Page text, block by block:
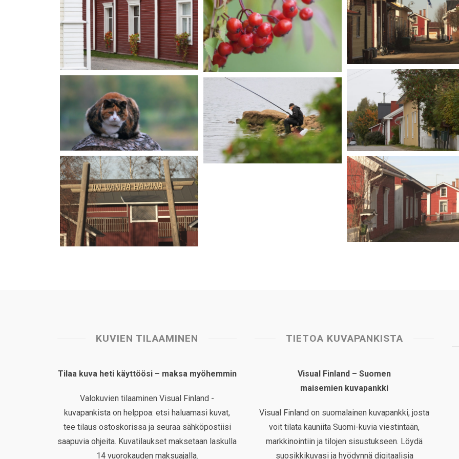
KUVIEN TILAAMINEN
Tilaa kuva heti käyttöösi – maksa myöhemmin
Valokuvien tilaaminen Visual Finland -
kuvapankista on helppoa: etsi haluamasi kuvat,
tee tilaus ostoskorissa ja seuraa sähköpostiisi
saapuvia ohjeita. Kuvatilaukset maksetaan laskulla
14 vuorokauden maksuajalla.
TIETOA KUVAPANKISTA
Visual Finland – Suomen
maisemien kuvapankki
Visual Finland on suomalainen kuvapankki, josta
voit tilata kauniita Suomi-kuvia viestintään,
markkinointiin ja tilojen sisustukseen. Löydä
suosikkikuvasi ja hyödynnä digitaalisia